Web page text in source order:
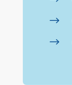
$
$